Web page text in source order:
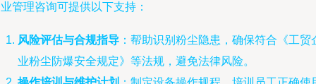
管理咨询可提供以下支持：
风险评估与合规指导 ：帮助识别粉尘隐患，确保符合《工贸
业粉尘防爆安全规定》等法规，避免法律风险。